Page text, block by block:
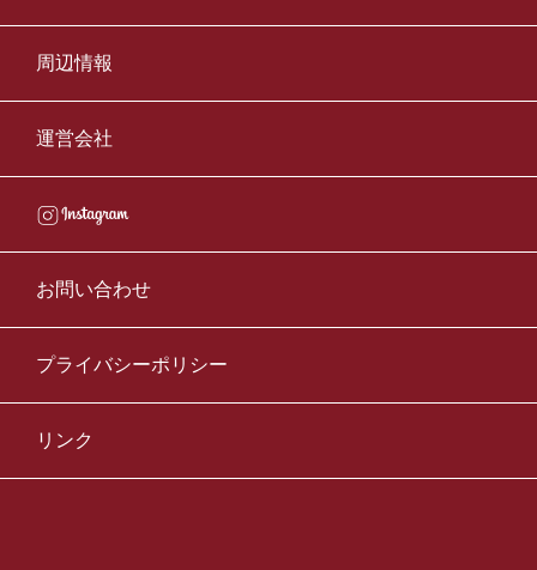
周辺情報
運営会社
お問い合わせ
プライバシーポリシー
リンク